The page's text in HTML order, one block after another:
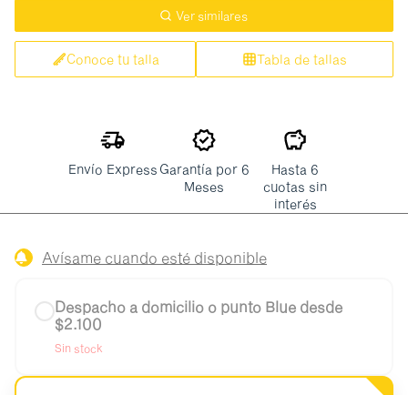
Ver similares
Conoce tu talla Tabla de tallas
Envío Express Garantía por 6
Meses
Hasta 6
cuotas sin
interés
Avísame cuando esté disponible
Despacho a domicilio o punto Blue desde
$2.100
Sin stock